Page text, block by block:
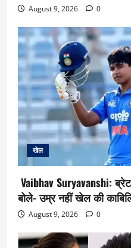
August 9, 2026 0
खेल
Vaibhav Suryavanshi:
बोले- उम्र नहीं खेल की
August 9, 2026 0